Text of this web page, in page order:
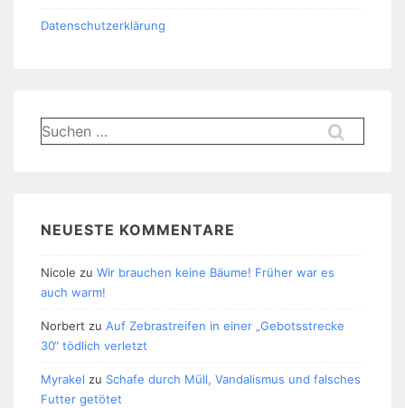
Datenschutzerklärung
Suchen
nach:
NEUESTE KOMMENTARE
Nicole zu Wir brauchen keine Bäume! Früher war es
auch warm!
Norbert zu Auf Zebrastreifen in einer „Gebotsstrecke
30“ tödlich verletzt
Myrakel zu Schafe durch Müll, Vandalismus und falsches
Futter getötet